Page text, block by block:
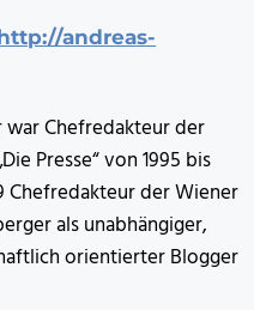
andreas-
Chefredakteur der
Presse“ von 1995 bis
Chefredakteur der Wiener
als unabhängiger,
orientierter Blogger